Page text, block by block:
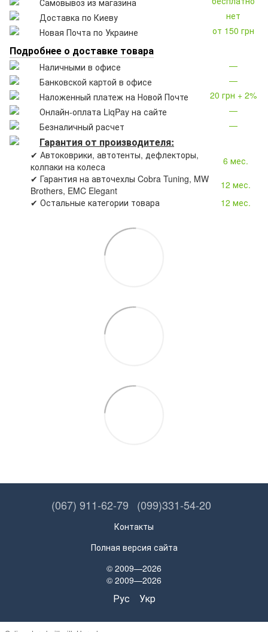
Доставка по Киеву
нет
Новая Почта по Украине
от 150 грн
Подробнее о доставке товара
Наличными в офисе
—
Банковской картой в офисе
—
Наложенный платеж на Новой Почте
20 грн + 2%
Онлайн-оплата LiqPay на сайте
—
Безналичный расчет
—
Гарантия от производителя:
✔ Автоковрики, автотенты, дефлекторы,
колпаки на колеса
6 мес.
✔ Гарантия на авточехлы Cobra Tuning, MW
Brothers, EMC Elegant
12 мес.
✔ Остальные категории товара
12 мес.
(067) 911-62-79 (099)331-54-20
Контакты
Полная версия сайта
© 2009—2026
© 2009—2026
Рус Укр